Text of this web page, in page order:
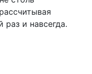
и навсегда.